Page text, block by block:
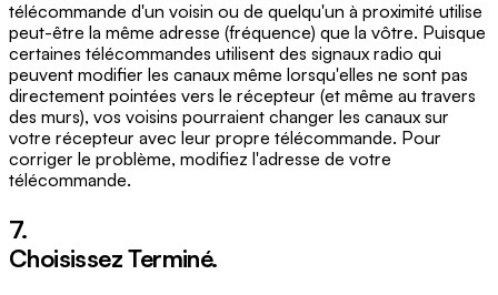
télécommande d'un voisin ou de quelqu'un à proximité utilise
peut-être la même adresse (fréquence) que la vôtre. Puisque
certaines télécommandes utilisent des signaux radio qui
peuvent modifier les canaux même lorsqu'elles ne sont pas
directement pointées vers le récepteur (et même au travers
des murs), vos voisins pourraient changer les canaux sur
votre récepteur avec leur propre télécommande. Pour
corriger le problème, modifiez l'adresse de votre
télécommande.
7.
ChoisissezTerminé.